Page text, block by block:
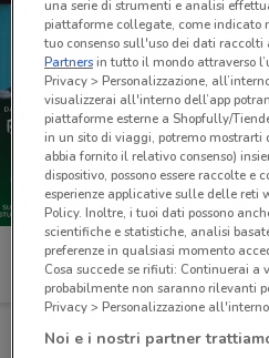
una serie di strumenti e analisi
piattaforme collegate, come indicato
tuo consenso sull'uso dei dati
Partnersin tutto il mondo attraverso
Privacy > Personalizzazione,
visualizzerai all'interno dell’app
piattaforme esterne a Shopfully/
in un sito di viaggi, potremo mostrarti
abbia fornito il relativo consenso)
dispositivo, possono essere raccolte
esperienze applicative sulle delle
Policy. Inoltre, i tuoi dati possono
scientifiche e statistiche, analisi
preferenze in qualsiasi momento
Cosa succede se rifiuti: Continuerai
probabilmente non saranno rilevanti
Privacy > Personalizzazione
Noi e i nostri partner